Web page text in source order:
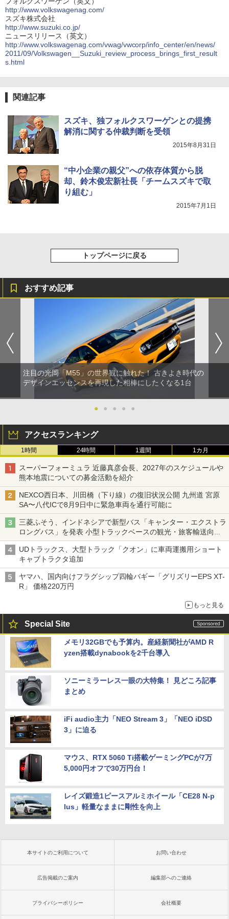
http://www.volkswagenag.com/
スズキ株式会社
http://www.suzuki.co.jp/
ニュースリリース（英文）
http://www.volkswagenag.com/vwag/vwcorp/info_center/en/news/
2011/09/Volkswagen__Suzuki_review_process_brings_first_result
s.html
関連記事
スズキ、独フォルクスワーゲンとの提携
解消に関する仲裁判断を受領
2015年8月31日
“中小企業の親父”への依存体質から脱
却、鈴木俊宏新社長「チームスズキで取
り組む」
2015年7月1日
トップページに戻る
おすすめ記事
注目の光岡「M55」の世界観に触れた！ 古きよき時代の
デザインエッセンスを再現した相棒にしたくなる1台
● ● ● ● ●
アクセスランキング
1時間 24時間 1週間 1カ月
スーパーフォーミュラ 近藤真彦会長、2027年のスケジュールや
熊本地震についての募金活動を紹介
NEXCO西日本、川田橋（下り線）の復旧状況公開 九州道 宮原
SA〜八代ICで8月9日中に緊急車両を通行可能に
三菱ふそう、インドネシアで新型バス「キャンター・エクストラ
ロングバス」を発表 小型トラックベースの観光・旅客輸送向け
バス
UDトラックス、大型トラック「クオン」に車両運搬用ショート
キャブトラクタ追加
ヤマハ、国内向けフラグシップ四輪バギー「グリズリーEPS XT-
R」 価格220万円
もっと見る
Special Site
メモリ32GBでも予算内。産経新聞社がAMD R
yzen搭載dynabookを2千台導入
ソニーミラーレス一眼の大特集！ 見どころ記事
まとめ
iFi audio主力「NEO Stream 3」「NEO iDSD
3」に迫る
マウス、RTX 5060 Ti搭載ゲーミングPCが7万
5,000円オフで30万円台！
レイズ鍛造1ピースアルミホイール「CE28 N-p
lus」軽量なままに剛性を向上
本サイトのご利用について お問い合わせ
広告掲載のご案内 編集部へのご連絡
プライバシーポリシー 会社概要